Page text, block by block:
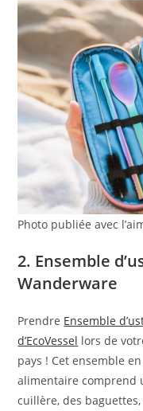
Photo publiée avec
2. Ensemble
Wanderware
Prendre Ensemble
d’EcoVessel lors de
pays ! Cet ensemble
alimentaire comprend
cuillère, des